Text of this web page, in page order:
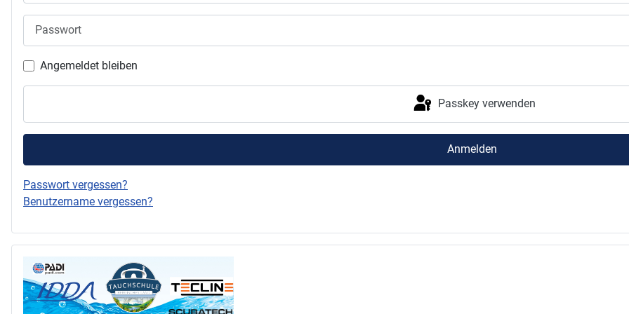
Angemeldet bleiben
Passkey verwenden
Anmelden
Passwort vergessen?
Benutzername vergessen?